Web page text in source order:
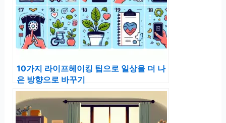
10가지 라이프헤이킹 팁으로 일상을 더 나
은 방향으로 바꾸기